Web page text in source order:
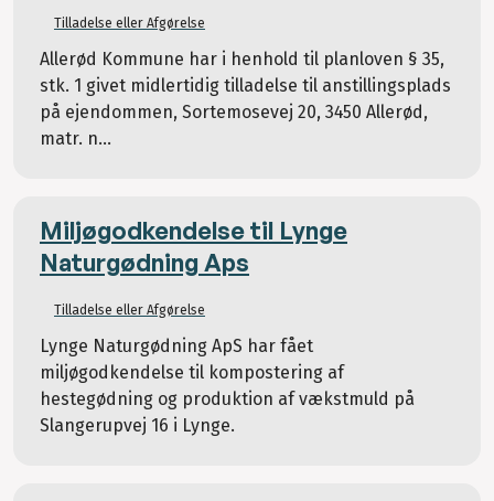
Tilladelse eller Afgørelse
Allerød Kommune har i henhold til planloven § 35,
stk. 1 givet midlertidig tilladelse til anstillingsplads
på ejendommen, Sortemosevej 20, 3450 Allerød,
matr. n...
Miljøgodkendelse til Lynge
Naturgødning Aps
Tilladelse eller Afgørelse
Lynge Naturgødning ApS har fået
miljøgodkendelse til kompostering af
hestegødning og produktion af vækstmuld på
Slangerupvej 16 i Lynge.